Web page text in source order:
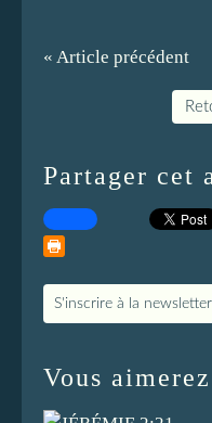
« Article précédent
Partager cet
S'inscrire à la newsletter
Vous